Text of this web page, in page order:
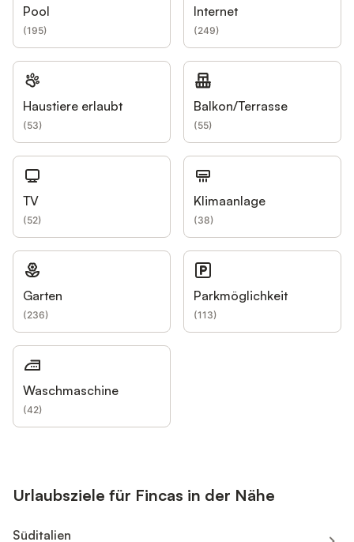
Pool
(195)
Internet
(249)
Haustiere erlaubt
(53)
Balkon/Terrasse
(55)
TV
(52)
Klimaanlage
(38)
Garten
(236)
Parkmöglichkeit
(113)
Waschmaschine
(42)
Urlaubsziele für Fincas in der Nähe
Süditalien